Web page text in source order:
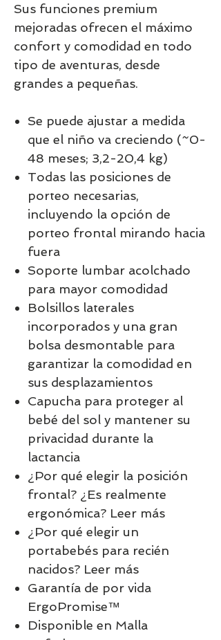
Sus funciones premium
mejoradas ofrecen el máximo
confort y comodidad en todo
tipo de aventuras, desde
grandes a pequeñas.
Se puede ajustar a medida
que el niño va creciendo (~0-
48 meses; 3,2-20,4 kg)
Todas las posiciones de
porteo necesarias,
incluyendo la opción de
porteo frontal mirando hacia
fuera
Soporte lumbar acolchado
para mayor comodidad
Bolsillos laterales
incorporados y una gran
bolsa desmontable para
garantizar la comodidad en
sus desplazamientos
Capucha para proteger al
bebé del sol y mantener su
privacidad durante la
lactancia
¿Por qué elegir la posición
frontal? ¿Es realmente
ergonómica? Leer más
¿Por qué elegir un
portabebés para recién
nacidos? Leer más
Garantía de por vida
ErgoPromise™
Disponible en Malla